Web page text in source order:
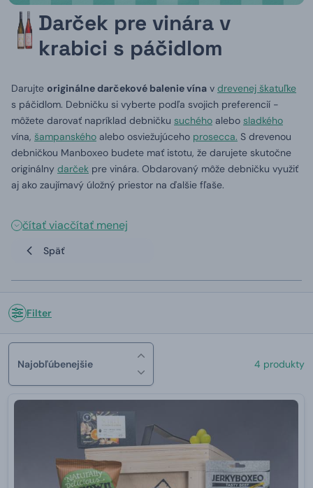
Darček pre vinára v
krabici s páčidlom
Darujte originálne darčekové balenie vína v drevenej škatuľke
s páčidlom. Debničku si vyberte podľa svojich preferencií -
môžete darovať napríklad debničku suchého alebo sladkého
vína, šampanského alebo osviežujúceho prosecca. S drevenou
debničkou Manboxeo budete mať istotu, že darujete skutočne
originálny darček pre vinára. Obdarovaný môže debničku využiť
aj ako zaujímavý úložný priestor na ďalšie fľaše.
čítať viacčítať menej
Späť
Filter
Najobľúbenejšie 4 produkty